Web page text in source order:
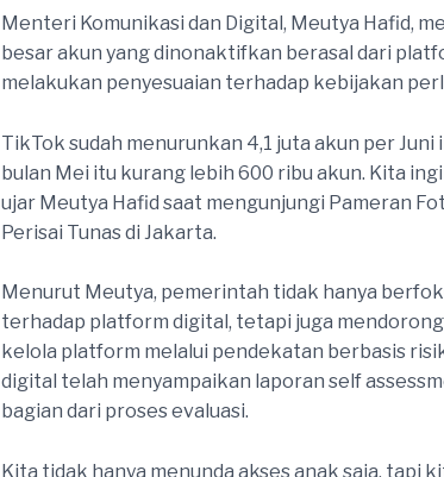
Menteri Komunikasi dan Digital, Meutya Hafid,
besar akun yang dinonaktifkan berasal dari
melakukan penyesuaian terhadap kebijakan
TikTok sudah menurunkan 4,1 juta akun per
bulan Mei itu kurang lebih 600 ribu akun. Kita
ujar Meutya Hafid saat mengunjungi Pameran
Perisai Tunas di Jakarta.
Menurut Meutya, pemerintah tidak hanya
terhadap platform digital, tetapi juga
kelola platform melalui pendekatan berbasis
digital telah menyampaikan laporan self
bagian dari proses evaluasi.
Kita tidak hanya menunda akses anak saja, tapi